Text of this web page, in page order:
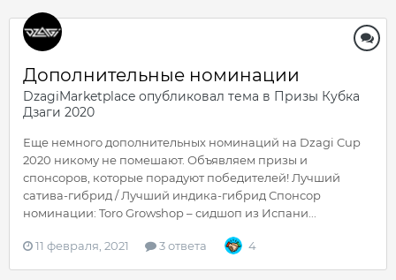
Дополнительные номинации
DzagiMarketplace опубликовал тема в Призы Кубка
Дзаги 2020
Еще немного дополнительных номинаций на Dzagi Cup
2020 никому не помешают. Объявляем призы и
спонсоров, которые порадуют победителей! Лучший
сатива-гибрид / Лучший индика-гибрид Спонсор
номинации: Toro Growshop – сидшоп из Испани...
11 февраля, 2021 3 ответа 4